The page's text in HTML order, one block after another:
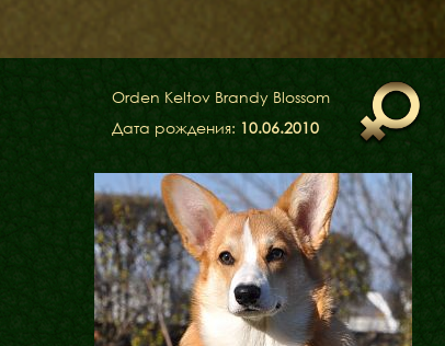
Orden Keltov Brandy Blossom
Дата рождения: 10.06.2010